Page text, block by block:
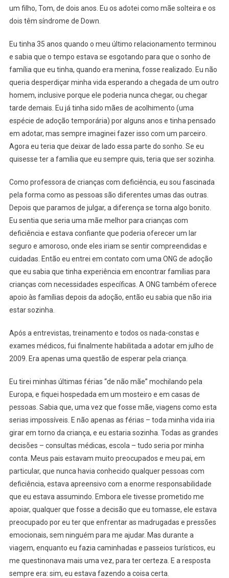
um filho, Tom, de dois anos. Eu os adotei como mãe solteira e os
dois têm síndrome de Down.
Eu tinha 35 anos quando o meu último relacionamento terminou
e sabia que o tempo estava se esgotando para que o sonho de
família que eu tinha, quando era menina, fosse realizado. Eu não
queria desperdiçar minha vida esperando a chegada de um outro
homem, inclusive porque ele poderia nunca chegar, ou chegar
tarde demais. Eu já tinha sido mães de acolhimento (uma
espécie de adoção temporária) por alguns anos e tinha pensado
em adotar, mas sempre imaginei fazer isso com um parceiro.
Agora eu teria que deixar de lado essa parte do sonho. Se eu
quisesse ter a família que eu sempre quis, teria que ser sozinha.
Como professora de crianças com deficiência, eu sou fascinada
pela forma como as pessoas são diferentes umas das outras.
Depois que paramos de julgar, a diferença se torna algo bonito.
Eu sentia que seria uma mãe melhor para crianças com
deficiência e estava confiante que poderia oferecer um lar
seguro e amoroso, onde eles iriam se sentir compreendidas e
cuidadas. Então eu entrei em contato com uma ONG de adoção
que eu sabia que tinha experiência em encontrar famílias para
crianças com necessidades específicas. A ONG também oferece
apoio às famílias depois da adoção, então eu sabia que não iria
estar sozinha.
Após a entrevistas, treinamento e todos os nada-constas e
exames médicos, fui finalmente habilitada a adotar em julho de
2009. Era apenas uma questão de esperar pela criança.
Eu tirei minhas últimas férias “de não mãe” mochilando pela
Europa, e fiquei hospedada em um mosteiro e em casas de
pessoas. Sabia que, uma vez que fosse mãe, viagens como esta
serias impossíveis. E não apenas as férias – toda minha vida iria
girar em torno da criança, e eu estaria sozinha. Todas as grandes
decisões – consultas médicas, escola – tudo seria por minha
conta. Meus pais estavam muito preocupados e meu pai, em
particular, que nunca havia conhecido qualquer pessoas com
deficiência, estava apreensivo com a enorme responsabilidade
que eu estava assumindo. Embora ele tivesse prometido me
apoiar, qualquer que fosse a decisão que eu tomasse, ele estava
preocupado por eu ter que enfrentar as madrugadas e pressões
emocionais, sem ninguém para me ajudar. Mas durante a
viagem, enquanto eu fazia caminhadas e passeios turísticos, eu
me questinonava mais uma vez, para ter certeza. E a resposta
sempre era: sim, eu estava fazendo a coisa certa.